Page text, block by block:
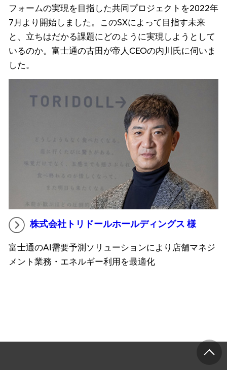
フォームの実現を目指した共同プロジェクトを2022年
7月より開始しました。このSXによって目指す未来
と、立ちはだかる課題にどのように実現しようとして
いるのか。富士通の古田が帝人CEOの内川氏に伺いま
した。
株式会社トリドールホールディングス 様
富士通のAI需要予測ソリューションにより店舗マネジ
メント業務・エネルギー利用を最適化